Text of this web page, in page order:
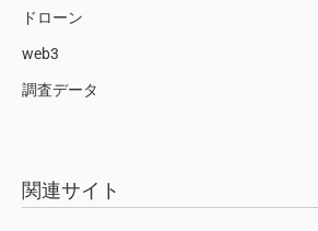
ドローン
web3
調査データ
関連サイト